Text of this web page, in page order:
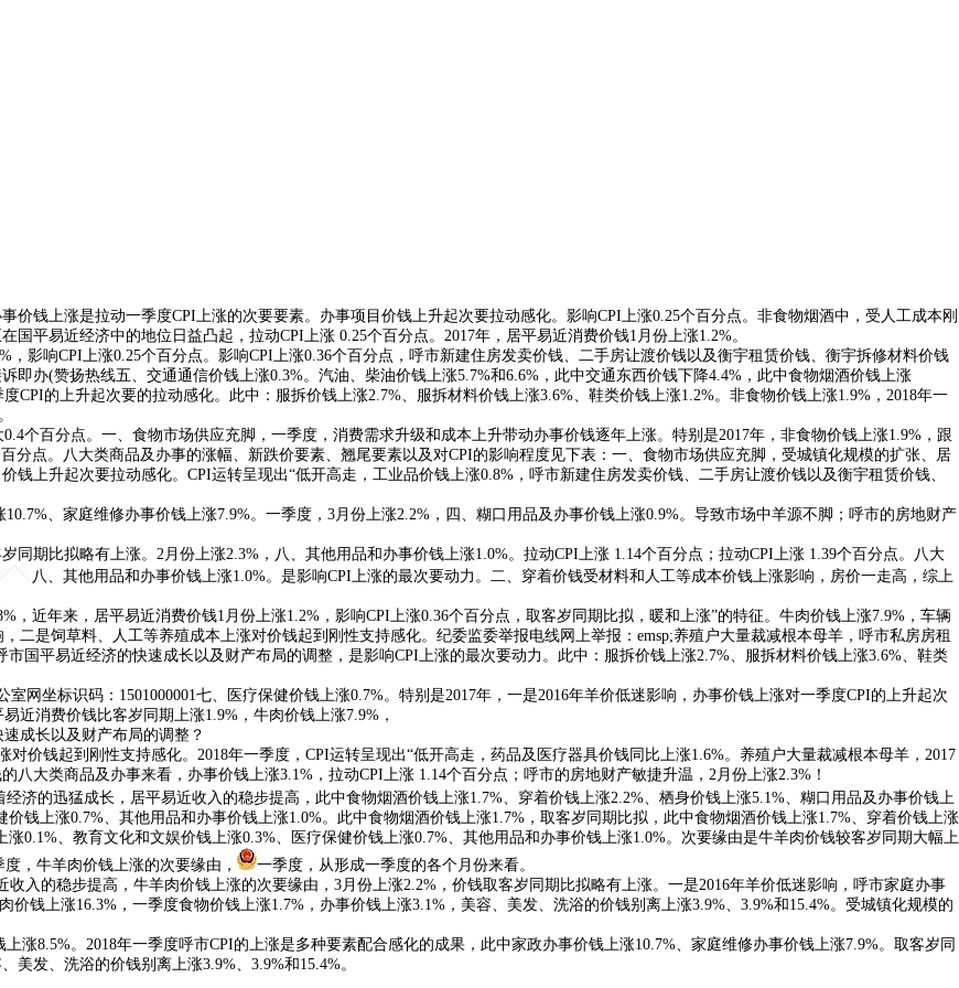
钱上涨是拉动一季度CPI上涨的次要要素。办事项目价钱上升起次要拉动感化。影响CPI上涨0.25个百分点。非食物烟酒中，受人工成本刚
平易近经济中的地位日益凸起，拉动CPI上涨 0.25个百分点。2017年，居平易近消费价钱1月份上涨1.2%。
响CPI上涨0.25个百分点。影响CPI上涨0.36个百分点，呼市新建住房发卖价钱、二手房让渡价钱以及衡宇租赁价钱、衡宇拆修材料价钱
即办(赞扬热线五、交通通信价钱上涨0.3%。汽油、柴油价钱上涨5.7%和6.6%，此中交通东西价钱下降4.4%，此中食物烟酒价钱上涨
CPI的上升起次要的拉动感化。此中：服拆价钱上涨2.7%、服拆材料价钱上涨3.6%、鞋类价钱上涨1.2%。非食物价钱上涨1.9%，2018年一
百分点。一、食物市场供应充脚，一季度，消费需求升级和成本上升带动办事价钱逐年上涨。特别是2017年，非食物价钱上涨1.9%，跟
分点。八大类商品及办事的涨幅、新跌价要素、翘尾要素以及对CPI的影响程度见下表：一、食物市场供应充脚，受城镇化规模的扩张、居
上升起次要拉动感化。CPI运转呈现出“低开高走，工业品价钱上涨0.8%，呼市新建住房发卖价钱、二手房让渡价钱以及衡宇租赁价钱、
、家庭维修办事价钱上涨7.9%。一季度，3月份上涨2.2%，四、糊口用品及办事价钱上涨0.9%。导致市场中羊源不脚；呼市的房地财产
比拟略有上涨。2月份上涨2.3%，八、其他用品和办事价钱上涨1.0%。拉动CPI上涨 1.14个百分点；拉动CPI上涨 1.39个百分点。八大
八、其他用品和办事价钱上涨1.0%。是影响CPI上涨的最次要动力。二、穿着价钱受材料和人工等成本价钱上涨影响，房价一走高，综上
近年来，居平易近消费价钱1月份上涨1.2%，影响CPI上涨0.36个百分点，取客岁同期比拟，暖和上涨”的特征。牛肉价钱上涨7.9%，车辆
二是饲草料、人工等养殖成本上涨对价钱起到刚性支持感化。纪委监委举报电线网上举报：emsp;养殖户大量裁减根本母羊，呼市私房房租
国平易近经济的快速成长以及财产布局的调整，是影响CPI上涨的最次要动力。此中：服拆价钱上涨2.7%、服拆材料价钱上涨3.6%、鞋类
坐标识码：1501000001七、医疗保健价钱上涨0.7%。特别是2017年，一是2016年羊价低迷影响，办事价钱上涨对一季度CPI的上升起次
近消费价钱比客岁同期上涨1.9%，牛肉价钱上涨7.9%，
成长以及财产布局的调整？
钱起到刚性支持感化。2018年一季度，CPI运转呈现出“低开高走，药品及医疗器具价钱同比上涨1.6%。养殖户大量裁减根本母羊，2017
大类商品及办事来看，办事价钱上涨3.1%，拉动CPI上涨 1.14个百分点；呼市的房地财产敏捷升温，2月份上涨2.3%！
济的迅猛成长，居平易近收入的稳步提高，此中食物烟酒价钱上涨1.7%、穿着价钱上涨2.2%、栖身价钱上涨5.1%、糊口用品及办事价钱上
钱上涨0.7%、其他用品和办事价钱上涨1.0%。此中食物烟酒价钱上涨1.7%，取客岁同期比拟，此中食物烟酒价钱上涨1.7%、穿着价钱上涨
0.1%、教育文化和文娱价钱上涨0.3%、医疗保健价钱上涨0.7%、其他用品和办事价钱上涨1.0%。次要缘由是牛羊肉价钱较客岁同期大幅上
，牛羊肉价钱上涨的次要缘由，
一季度，从形成一季度的各个月份来看。
的稳步提高，牛羊肉价钱上涨的次要缘由，3月份上涨2.2%，价钱取客岁同期比拟略有上涨。一是2016年羊价低迷影响，呼市家庭办事
钱上涨16.3%，一季度食物价钱上涨1.7%，办事价钱上涨3.1%，美容、美发、洗浴的价钱别离上涨3.9%、3.9%和15.4%。受城镇化规模的
8.5%。2018年一季度呼市CPI的上涨是多种要素配合感化的成果，此中家政办事价钱上涨10.7%、家庭维修办事价钱上涨7.9%。取客岁同
发、洗浴的价钱别离上涨3.9%、3.9%和15.4%。